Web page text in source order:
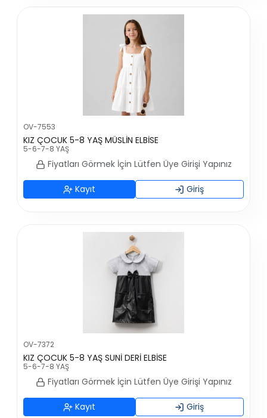
OV-7553
KIZ ÇOCUK 5-8 YAŞ MÜSLİN ELBİSE
5-6-7-8 YAŞ
Fiyatları Görmek İçin Lütfen Üye Girişi Yapınız
Kayıt Giriş
OV-7372
KIZ ÇOCUK 5-8 YAŞ SUNİ DERİ ELBİSE
5-6-7-8 YAŞ
Fiyatları Görmek İçin Lütfen Üye Girişi Yapınız
Kayıt Giriş